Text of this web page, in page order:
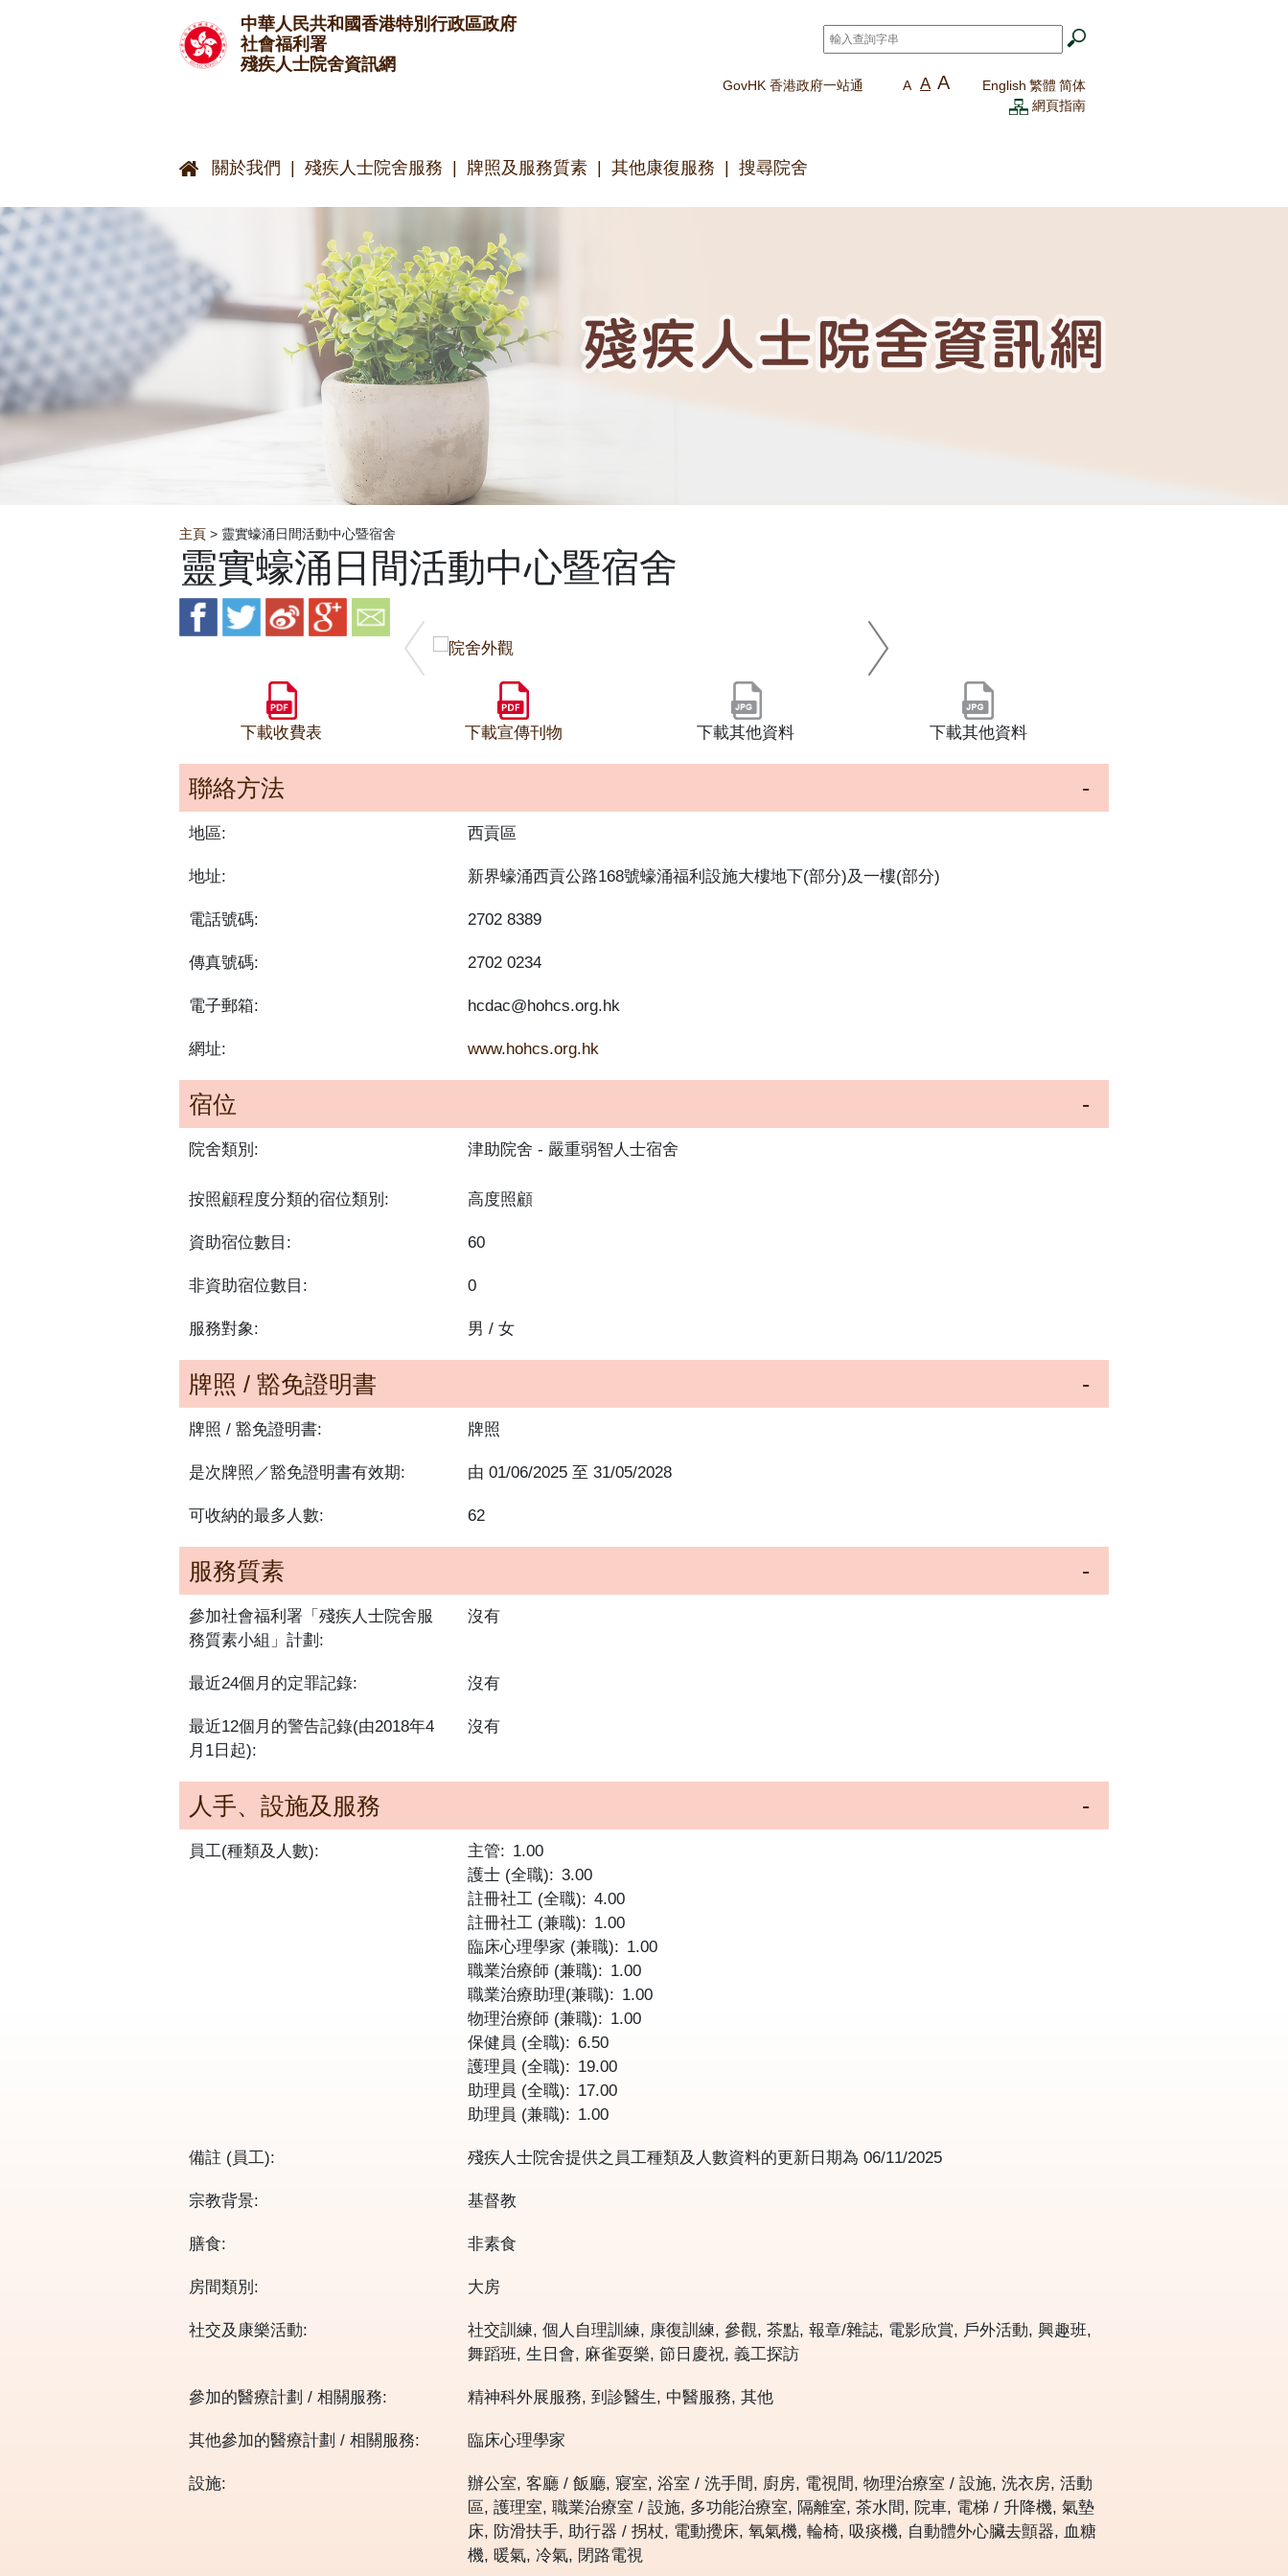
中華人民共和國香港特別行政區政府
社會福利署
殘疾人士院舍資訊網
搜尋*
GovHK 香港政府一站通 A A A English 繁體 简体
網頁指南
關於我們 殘疾人士院舍服務 牌照及服務質素 其他康復服務 搜尋院舍
Breadcrumb
主頁 > 靈實蠔涌日間活動中心暨宿舍
靈實蠔涌日間活動中心暨宿舍
下載收費表 下載宣傳刊物 下載其他資料 下載其他資料
聯絡方法
地區: 西貢區
地址: 新界蠔涌西貢公路168號蠔涌福利設施大樓地下(部分)及一樓(部分)
電話號碼: 2702 8389
傳真號碼: 2702 0234
電子郵箱: hcdac@hohcs.org.hk
網址: www.hohcs.org.hk
宿位
院舍類別: 津助院舍 嚴重弱智人士宿舍
按照顧程度分類的宿位類別: 高度照顧
資助宿位數目: 60
非資助宿位數目: 0
服務對象: 男 / 女
牌照 / 豁免證明書
牌照 / 豁免證明書: 牌照
是次牌照／豁免證明書有效期: 由 01/06/2025 至 31/05/2028
可收納的最多人數: 62
服務質素
參加社會福利署「殘疾人士院舍服
務質素小組」計劃:
沒有
最近24個月的定罪記錄: 沒有
最近12個月的警告記錄(由2018年4
月1日起):
沒有
人手、設施及服務
員工(種類及人數): 主管
1.00
護士 (全職)
3.00
註冊社工 (全職)
4.00
註冊社工 (兼職)
1.00
臨床心理學家 (兼職)
1.00
職業治療師 (兼職)
1.00
職業治療助理(兼職)
1.00
物理治療師 (兼職)
1.00
保健員 (全職)
6.50
護理員 (全職)
19.00
助理員 (全職)
17.00
助理員 (兼職)
1.00
備註 (員工): 殘疾人士院舍提供之員工種類及人數資料的更新日期為 06/11/2025
宗教背景: 基督教
膳食: 非素食
房間類別: 大房
社交及康樂活動:
社交訓練, 個人自理訓練, 康復訓練, 參觀, 茶點, 報章/雜誌, 電影欣賞, 戶外活動, 興趣班,
舞蹈班, 生日會, 麻雀耍樂, 節日慶祝, 義工探訪
參加的醫療計劃 / 相關服務: 精神科外展服務, 到診醫生, 中醫服務, 其他
其他參加的醫療計劃 / 相關服務: 臨床心理學家
設施:
辦公室, 客廳 / 飯廳, 寢室, 浴室 / 洗手間, 廚房, 電視間, 物理治療室 / 設施, 洗衣房, 活動
區, 護理室, 職業治療室 / 設施, 多功能治療室, 隔離室, 茶水間, 院車, 電梯 / 升降機, 氣墊
床, 防滑扶手, 助行器 / 拐杖, 電動攪床, 氧氣機, 輪椅, 吸痰機, 自動體外心臟去顫器, 血糖
機, 暖氣, 冷氣, 閉路電視